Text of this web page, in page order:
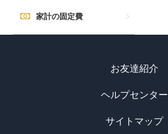
家計の固定費
お友達紹介
ヘルプセンター
サイトマップ